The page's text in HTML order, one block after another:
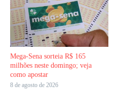
Mega-Sena sorteia R$ 165
milhões neste domingo; veja
como apostar
8 de agosto de 2026